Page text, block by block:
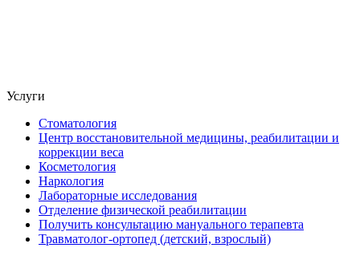
Услуги
Стоматология
Центр восстановительной медицины, реабилитации и
коррекции веса
Косметология
Наркология
Лабораторные исследования
Отделение физической реабилитации
Получить консультацию мануального терапевта
Травматолог-ортопед (детский, взрослый)